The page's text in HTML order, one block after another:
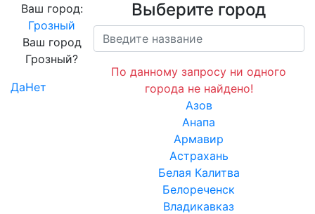
Ваш город:
Грозный
Ваш город
Грозный?
ДаНет
Выберите город
По данному запросу ни одного
города не найдено!
Азов
Анапа
Армавир
Астрахань
Белая Калитва
Белореченск
Владикавказ